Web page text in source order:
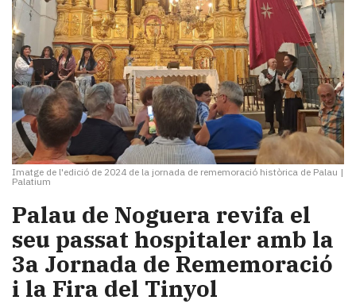
Imatge de l'edició de 2024 de la jornada de rememoració històrica de Palau |
Palatium
​Palau de Noguera revifa el
seu passat hospitaler amb la
3a Jornada de Rememoració
i la Fira del Tinyol